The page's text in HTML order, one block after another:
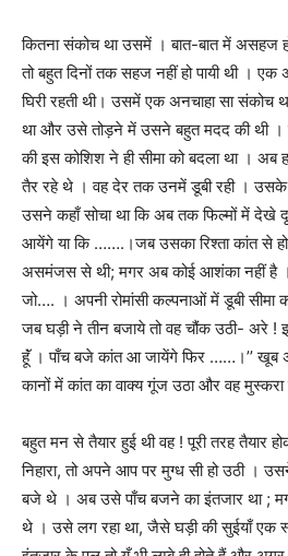
कितना संकोच था उसमें । बात-बात में असहज
तो बहुत दिनों तक सहज नहीं हो पायी थी । एक
घिरी रहती थी। उसमें एक अनचाहा सा संकोच
था और उसे तोड़ने में उसने बहुत मदद की थी
की इस कोशिश ने ही सीमा को बदला था ।
तैर रहे थे । वह देर तक उनमें डूबी रही । उसके
उसने कहाँ सोचा था कि अब तक फिल्मों में देखे
आयेंगे या कि …….।जब उसका रिश्ता कांत से हो
असमंजस से थी; मगर अब कोई आशंका नहीं है ।
जो…. । अपनी रोमांसी कल्पनाओं में डूबी सीमा
जब घड़ी ने तीन बजाये तो वह चौंक उठी- अरे !
हॅूं । पाँच बजे कांत आ जायेंगे फिर ……।’’खूब
कानों में कांत का वाक्य गूंज उठा और वह
बहुत मन से तैयार हुई थी वह ! पूरी तरह
निहारा,तो अपने आप पर मुग्ध सी हो उठी ।
बजे थे । अब उसे पाँच बजने का इंतजार था ;
थे । उसे लग रहा था,जैसे घड़ी की सुईयाँ एक